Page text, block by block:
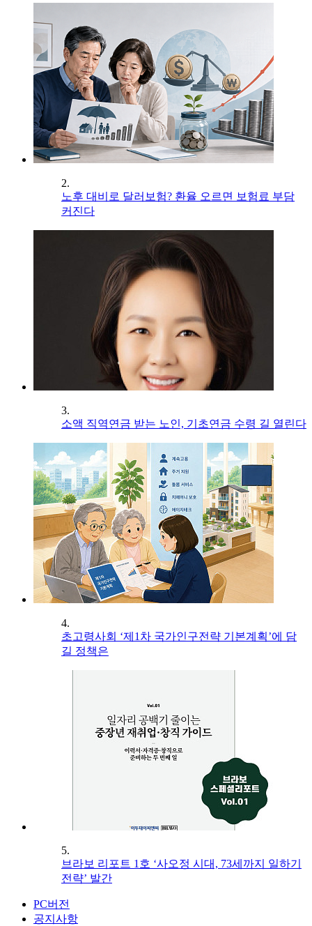
2.
노후 대비로 달러보험? 환율 오르면 보험료 부담
커진다
3.
소액 직역연금 받는 노인, 기초연금 수령 길 열린다
4.
초고령사회 ‘제1차 국가인구전략 기본계획’에 담
길 정책은
5.
브라보 리포트 1호 ‘사오정 시대, 73세까지 일하기
전략’ 발간
PC버전
공지사항